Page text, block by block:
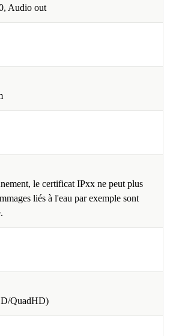
Audio out
le certificat IPxx ne peut plus
liés à l'eau par exemple sont
QuadHD)